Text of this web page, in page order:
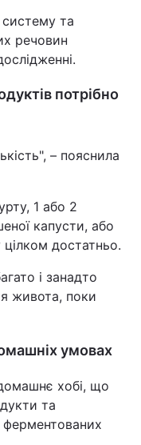
та
речовин
потрібно
– пояснила
1 або 2
капусти, або
цілком достатньо.
і занадто
живота, поки
умовах
хобі, що
та
ферментованих